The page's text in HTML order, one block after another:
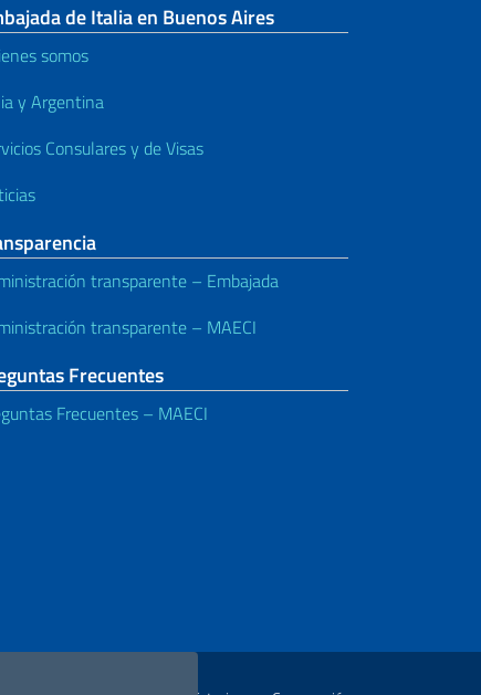
de Italia en Buenos Aires
somos
y Argentina
Consulares y de Visas
transparente – Embajada
transparente – MAECI
Frecuentes
Frecuentes – MAECI